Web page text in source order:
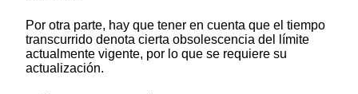
Por otra parte, hay que tener en cuenta que el tiempo
transcurrido denota cierta obsolescencia del límite
actualmente vigente, por lo que se requiere su
actualización.